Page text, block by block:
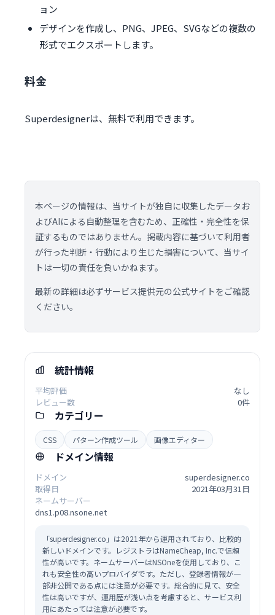
ョン
デザインを作成し、PNG、JPEG、SVGなどの複数の
形式でエクスポートします。
料金
Superdesignerは、無料で利用できます。
本ページの情報は、当サイトが独自に収集したデータお
よびAIによる自動整理を含むため、正確性・完全性を保
証するものではありません。掲載内容に基づいて利用者
が行った判断・行動により生じた損害について、当サイ
トは一切の責任を負いかねます。
最新の詳細は必ずサービス提供元の公式サイトをご確認
ください。
統計情報
平均評価
なし
レビュー数
0件
カテゴリー
CSS パターン作成ツール 画像エディター
ドメイン情報
ドメイン
superdesigner.co
取得日
2021年03月31日
ネームサーバー
dns1.p08.nsone.net
「superdesigner.co」は2021年から運用されており、比較的
新しいドメインです。レジストラはNameCheap, Inc.で信頼
性が高いです。ネームサーバーはNSOneを使用しており、こ
れも安全性の高いプロバイダです。ただし、登録者情報が一
部非公開である点には注意が必要です。総合的に見て、安全
性は高いですが、運用歴が浅い点を考慮すると、サービス利
用にあたっては注意が必要です。